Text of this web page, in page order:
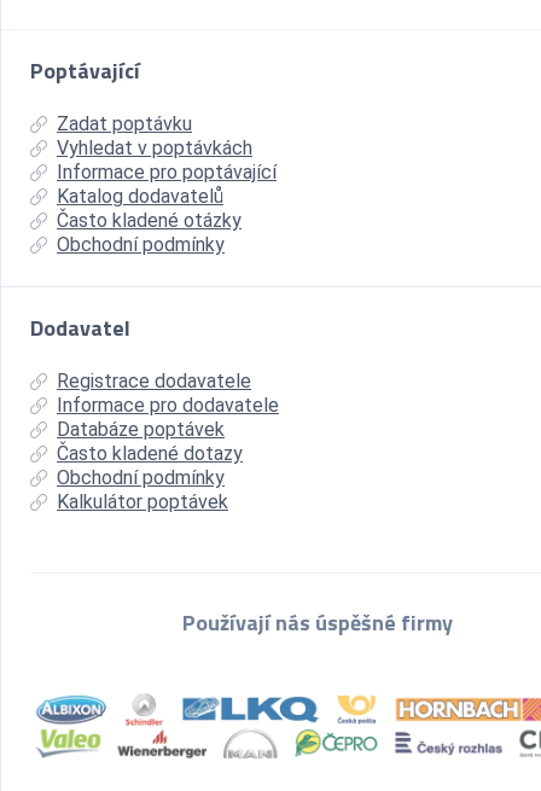
Poptávající
Zadat poptávku
Vyhledat v poptávkách
Informace pro poptávající
Katalog dodavatelů
Často kladené otázky
Obchodní podmínky
Dodavatel
Registrace dodavatele
Informace pro dodavatele
Databáze poptávek
Často kladené dotazy
Obchodní podmínky
Kalkulátor poptávek
Používají nás úspěšné firmy